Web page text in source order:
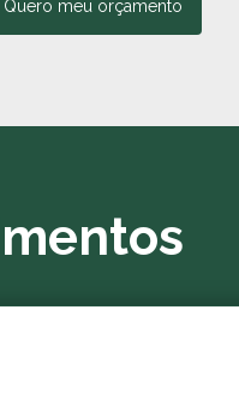
Quero meu orçamento